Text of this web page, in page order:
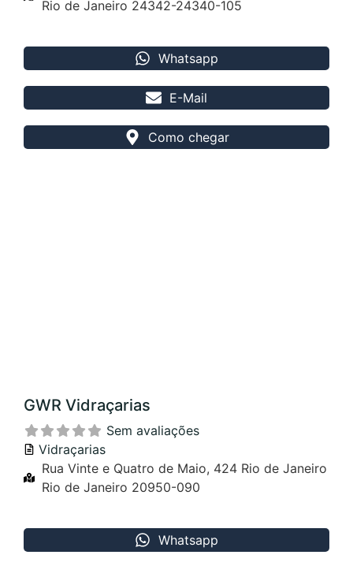
Rio de Janeiro 24342-24340-105
Whatsapp
E-Mail
Como chegar
GWR Vidraçarias
Sem avaliações
Vidraçarias
Rua Vinte e Quatro de Maio, 424 Rio de Janeiro
Rio de Janeiro 20950-090
Whatsapp